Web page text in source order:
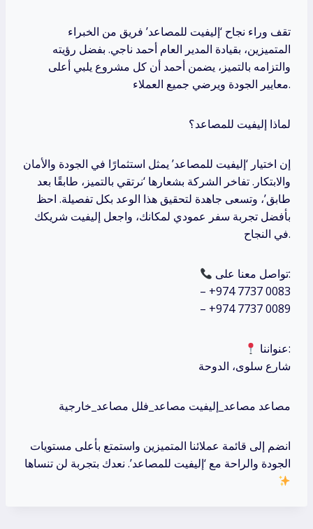
تقف وراء نجاح ‘إليفيت للمصاعد’ فريق من الخبراء
المتميزين، بقيادة المدير العام أحمد ناجي. بفضل رؤيته
والتزامه بالتميز، يضمن أحمد أن كل مشروع يلبي أعلى
معايير الجودة ويرضي جميع العملاء.
لماذا إليفيت للمصاعد؟
إن اختيار ‘إليفيت للمصاعد’ يمثل استثمارًا في الجودة والأمان
والابتكار. تفاخر الشركة بشعارها ‘نرتقي بالتميز، طابقًا بعد
طابق’، وتسعى جاهدة لتحقيق هذا الوعد بكل تفصيلة. احظ
بأفضل تجربة سفر عمودي لمكانك، واجعل إليفيت شريكك
في النجاح.
تواصل معنا على:
– +974 7737 0083
– +974 7737 0089
عنواننا:
شارع سلوى، الدوحة
مصاعد مصاعد_إليفيت مصاعد_فلل مصاعد_خارجية
انضم إلى قائمة عملائنا المتميزين واستمتع بأعلى مستويات
الجودة والراحة مع ‘إليفيت للمصاعد’. نعدك بتجربة لن تنساها